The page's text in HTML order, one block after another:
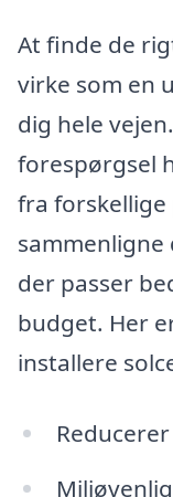
At finde de
virke som en
dig hele
forespørgsel
fra forskellige
der passer
budget. Her
installere